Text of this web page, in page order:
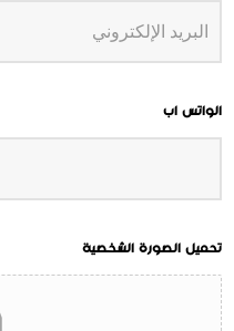
الواتس اب
تحميل الصورة الشخصية